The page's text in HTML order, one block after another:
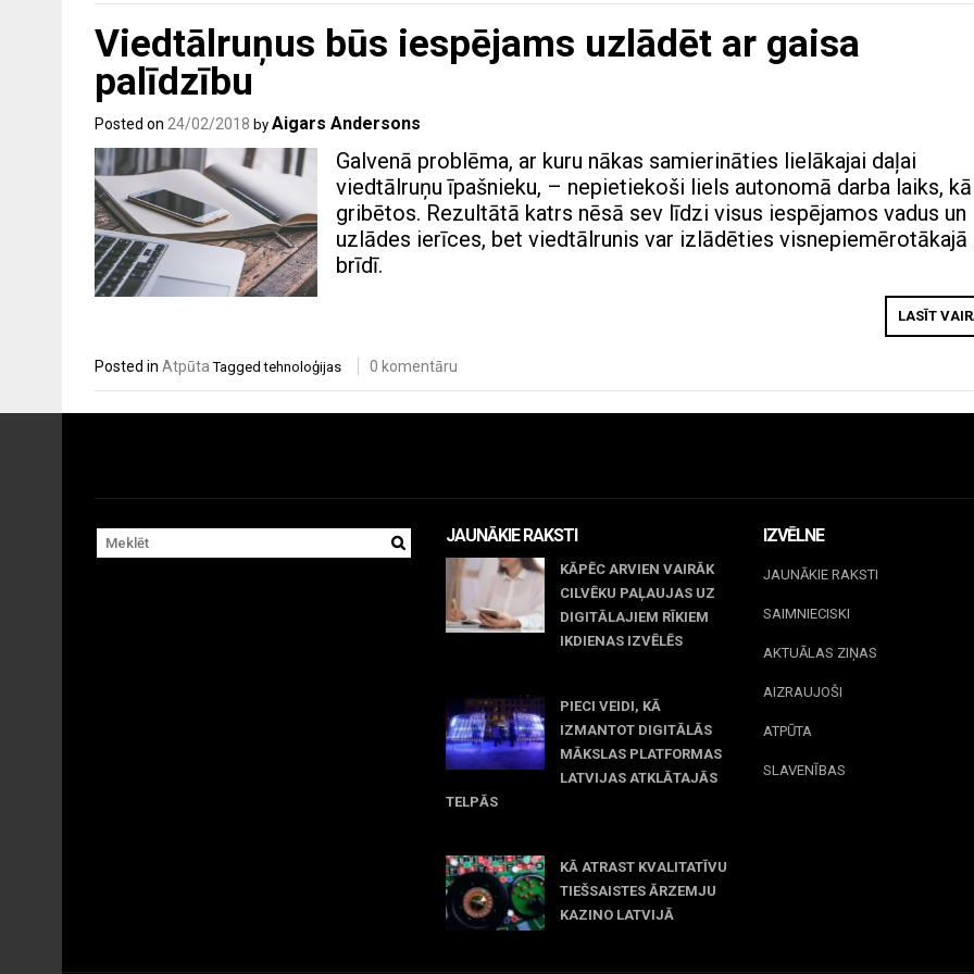
Viedtālruņus būs iespējams uzlādēt ar gaisa
palīdzību
Posted on 24/02/2018 by Aigars Andersons
Galvenā problēma, ar kuru nākas samierināties lielākajai daļai
viedtālruņu īpašnieku, – nepietiekoši liels autonomā darba laiks, kā
gribētos. Rezultātā katrs nēsā sev līdzi visus iespējamos vadus un
uzlādes ierīces, bet viedtālrunis var izlādēties visnepiemērotākajā
brīdī.
LASĪT
Posted in Atpūta Taggedtehnoloģijas 0 komentāru
JAUNĀKIE RAKSTI
KĀPĒC ARVIEN VAIRĀK
CILVĒKU PAĻAUJAS UZ
DIGITĀLAJIEM RĪKIEM
IKDIENAS IZVĒLĒS
PIECI VEIDI, KĀ
IZMANTOT DIGITĀLĀS
MĀKSLAS PLATFORMAS
LATVIJAS ATKLĀTAJĀS
TELPĀS
KĀ ATRAST KVALITATĪVU
TIEŠSAISTES ĀRZEMJU
KAZINO LATVIJĀ
IZVĒLNE
JAUNĀKIE RAKSTI
SAIMNIECISKI
AKTUĀLAS ZIŅAS
AIZRAUJOŠI
ATPŪTA
SLAVENĪBAS